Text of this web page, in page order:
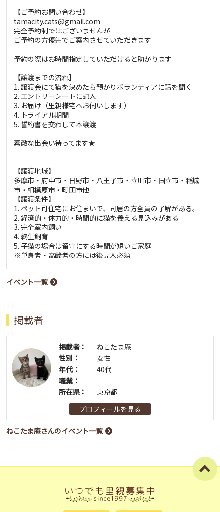
【ご予約お問い合わせ】
tamacity.cats@gmail.com
完全予約制ではございませんが
ご予約の方優先でご案内させていただきます
予約の際はお時間指定していただけると助かります
【譲渡までの流れ】
1. 譲渡会にて猫を決めたら預かりボランティアに話を聞く
2. エントリーシートに記入
3. お届け（里親様宅へお伺いします）
4. トライアル期間
5. 誓約書を交わして本譲渡
素敵な出会い待ってます★
【讓渡地域】
多摩市・府中市・日野市・八王子市・立川市・国立市・稲城
市・相模原市・町田市他
【讓渡条件】
1. ペット可住宅にお住まいで、同居の方全員の了解がある。
2. 経済的・体力的・時間的に猫を養える見込みがある
3. 完全室内飼い
4. 終生飼育
5. 子猫の場合は留守にする時間が短いご家庭
※単身者・高齢者の方には後見人必須
イベント一覧
掲載者
掲載者：
ねこたま庵
性別：
女性
年代：
40代
職業：
所在県：
東京都
プロフィールを見る
ねこたま庵さんのイベント一覧